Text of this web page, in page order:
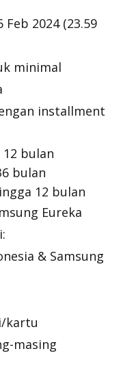
Feb 2024 (23.59
minimal
installment
12 bulan
bulan
12 bulan
Eureka
& Samsung
kartu
masing